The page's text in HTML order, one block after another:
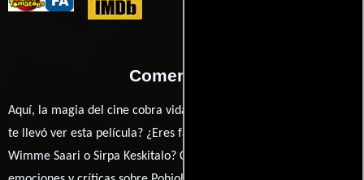
Comentarios
Aquí, la magia del cine cobra vida a través de tus opiniones. ¿Qué
te llevó ver esta película? ¿Eres fan de Jean-Michel Roux,
Wimme Saari o Sirpa Keskitalo? Comparte tus pensamientos,